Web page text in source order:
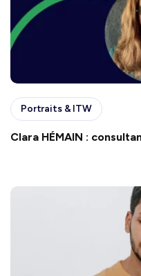
Portraits & ITW
Clara HÉMAIN :